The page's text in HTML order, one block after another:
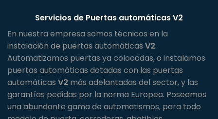
Servicios de Puertas automáticasV2
En nuestra empresa somos técnicos en la
instalación de puertas automáticas V2.
Automatizamos puertas ya colocadas, o instalamos
puertas automáticas dotadas con las puertas
automáticas V2 más adelantadas del sector, y las
garantías pedidas por la norma Europea. Poseemos
una abundante gama de automatismos, para todo